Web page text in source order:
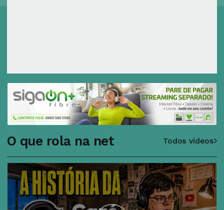
O que rola na net Todos vídeos